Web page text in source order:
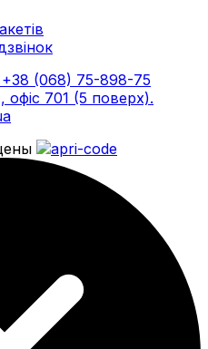
(068) 75-898-75
офіс 701 (5 поверх).